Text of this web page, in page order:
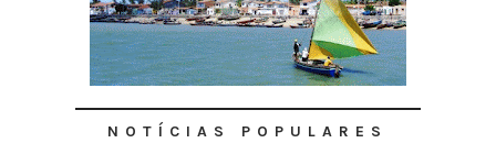
NOTÍCIAS POPULARES